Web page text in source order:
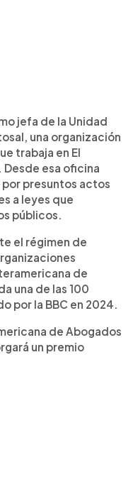
jefa de la Unidad
una organización
trabaja en El
Desde esa oficina
presuntos actos
a leyes que
públicos.
el régimen de
de
una de las 100
por la BBC en 2024.
de Abogados
un premio